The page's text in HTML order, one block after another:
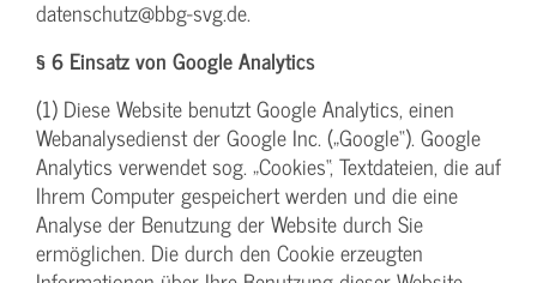
datenschutz@bbg-svg.de.
§ 6 Einsatz von Google Analytics
(1) Diese Website benutzt Google Analytics, einen
Webanalysedienst der Google Inc. („Google“). Google
Analytics verwendet sog. „Cookies“, Textdateien, die auf
Ihrem Computer gespeichert werden und die eine
Analyse der Benutzung der Website durch Sie
ermöglichen. Die durch den Cookie erzeugten